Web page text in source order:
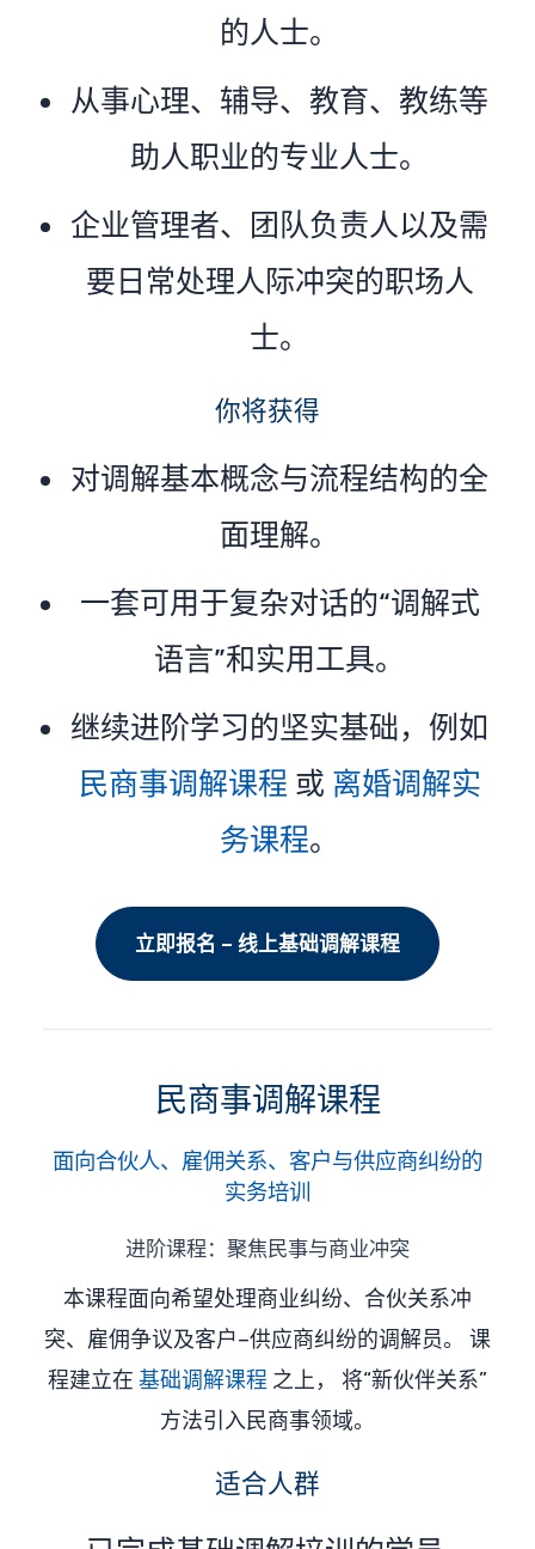
的人士。
从事心理、辅导、教育、教练等
助人职业的专业人士。
企业管理者、团队负责人以及需
要日常处理人际冲突的职场人
士。
你将获得
对调解基本概念与流程结构的全
面理解。
一套可用于复杂对话的“调解式
语言”和实用工具。
继续进阶学习的坚实基础，例如
民商事调解课程 或 离婚调解实
务课程。
立即报名 – 线上基础调解课程
民商事调解课程
面向合伙人、雇佣关系、客户与供应商纠纷的
实务培训
进阶课程：聚焦民事与商业冲突
本课程面向希望处理商业纠纷、合伙关系冲
突、雇佣争议及客户–供应商纠纷的调解员。 课
程建立在 基础调解课程 之上， 将“新伙伴关系”
方法引入民商事领域。
适合人群